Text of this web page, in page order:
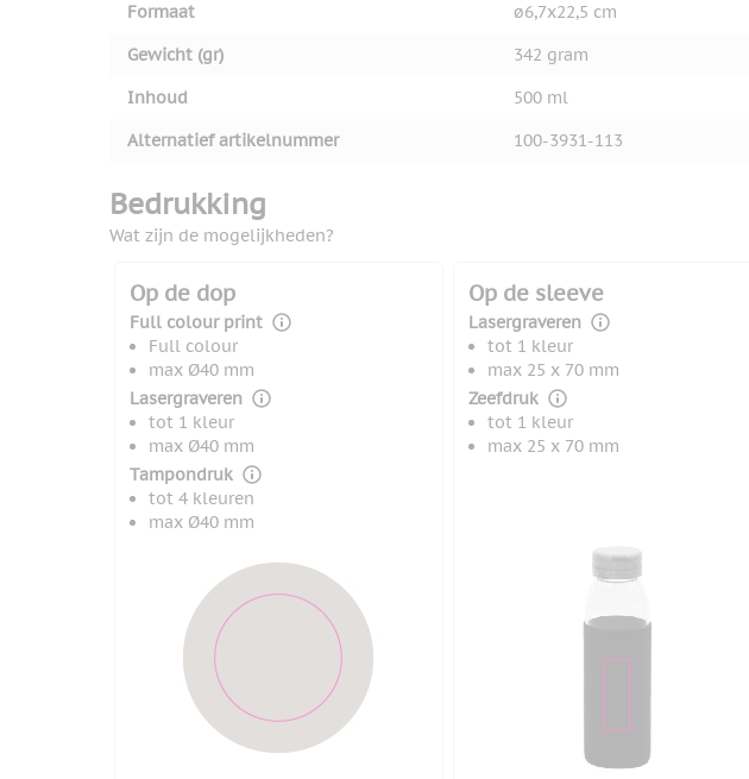
Formaat
ø6,7x22,5 cm
Gewicht (gr)
342 gram
Inhoud
500 ml
Alternatief artikelnummer
100-3931-113
Bedrukking
Wat zijn de mogelijkheden?
Op de dop
Full colour print
Full colour
max Ø40 mm
Lasergraveren
tot 1 kleur
max Ø40 mm
Tampondruk
tot 4 kleuren
max Ø40 mm
Op de sleeve
Lasergraveren
tot 1 kleur
max 25 x 70 mm
Zeefdruk
tot 1 kleur
max 25 x 70 mm